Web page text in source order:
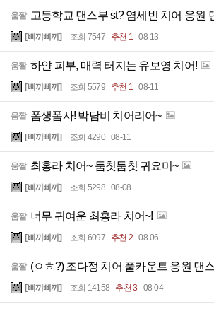
움짤 고등학교 댄스부 st? 염세빈 치어 응원
[삐끼삐끼] 조회 7547 추천 1 08-13
움짤 하얀 피부, 매력 터지는 유보영 치어!
[삐끼삐끼] 조회 5579 추천 1 08-11
움짤 폼생폼사! 박담비 치어리어~
[삐끼삐끼] 조회 4290 08-11
움짤 최홍라 치어~ 둠칫둠칫 귀요미~
[삐끼삐끼] 조회 5298 08-08
움짤 너무 귀여운 최홍라 치어~!
[삐끼삐끼] 조회 6097 추천 2 08-06
움짤 (ㅇㅎ?) 조다정 치어 풀카운트 응원 댄스
[삐끼삐끼] 조회 14158 추천 3 08-04